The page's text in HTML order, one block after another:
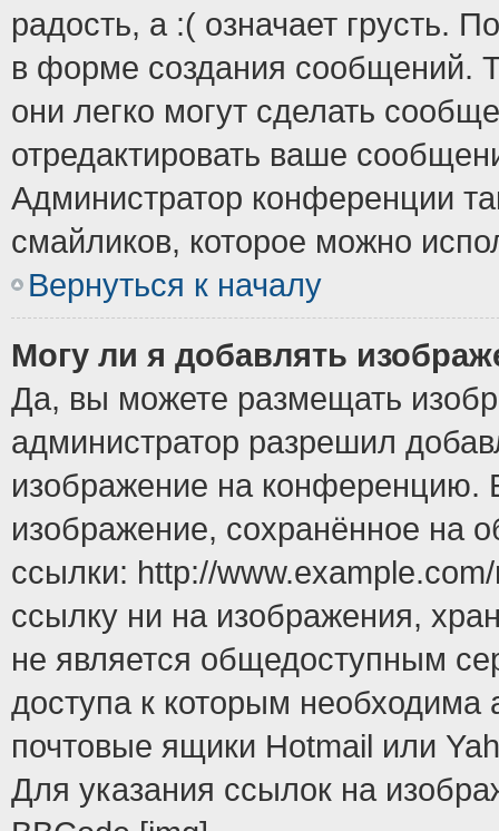
радость, а :( означает грусть.
в форме создания сообщений.
они легко могут сделать
отредактировать ваше
Администратор конференции
смайликов, которое можно
Вернуться к началу
Могу ли я добавлять
Да, вы можете размещать
администратор разрешил
изображение на конференцию.
изображение, сохранённое на
ссылки: http://
ссылку ни на изображения,
не является общедоступным
доступа к которым
почтовые ящики Hotmail или
Для указания ссылок на